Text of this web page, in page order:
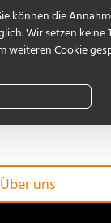
Über uns
können die
Wir setzen keine
Cookie